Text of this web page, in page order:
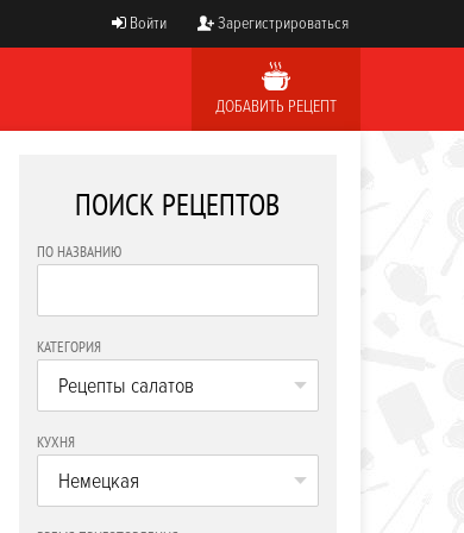
Войти Зарегистрироваться
ДОБАВИТЬ РЕЦЕПТ
ПОИСК РЕЦЕПТОВ
ПО НАЗВАНИЮ
КАТЕГОРИЯ
Рецепты салатов
КУХНЯ
Немецкая